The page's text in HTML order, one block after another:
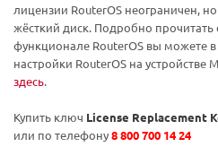
лицензии RouterOS неограничен,
жёсткий диск. Подробно
функционале RouterOS вы можете в
настройки RouterOS на
здесь.
Купить ключ License Replacement
или по телефону8 800 700 14 24